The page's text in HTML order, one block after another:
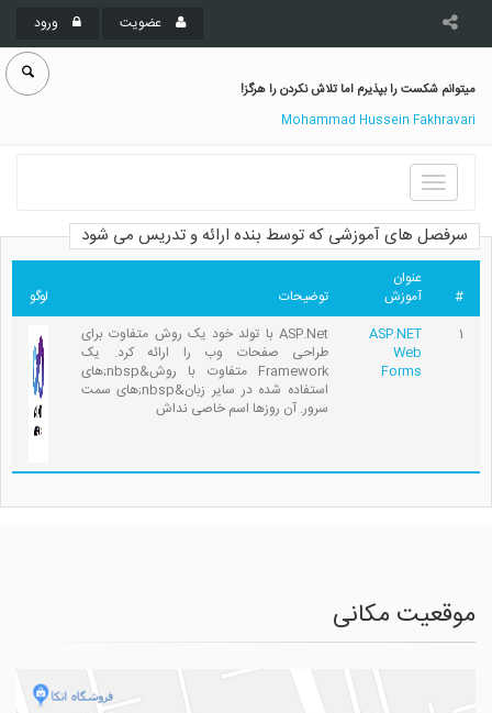
عضویت ورود
میتوانم شکست را بپذیرم اما تلاش نکردن را هرگز!
Mohammad Hussein Fakhravari
Toggle
navigation
سرفصل های آموزشی که توسط بنده ارائه و تدریس می شود
#
عنوان
آموزش
توضیحات
لوگو
1
ASP.NET
Web
Forms
ASP.Net با تولد خود یک روش متفاوت برای
طراحی صفحات وب را ارائه کرد. یک
Framework متفاوت با روش&nbsp;های
استفاده شده در سایر زبان&nbsp;های سمت
سرور. آن روزها اسم خاصی نداش
موقعیت مکانی